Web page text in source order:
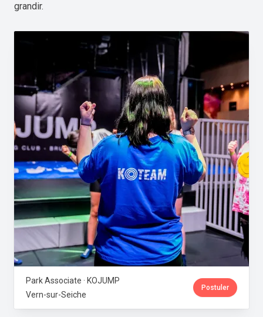
grandir.
Park Associate · KOJUMP
Vern-sur-Seiche
Postuler